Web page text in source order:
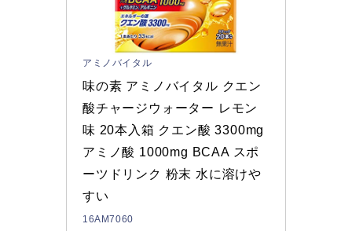
アミノバイタル
味の素 アミノバイタル クエン
酸チャージウォーター レモン
味 20本入箱 クエン酸 3300mg
アミノ酸 1000mg BCAA スポ
ーツドリンク 粉末 水に溶けや
すい
16AM7060